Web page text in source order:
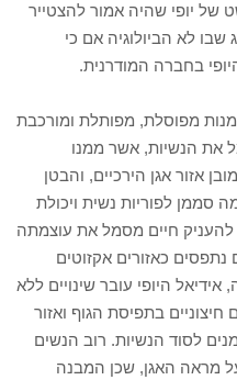
יופי שהיה אמור להצטייר
לא הביולוגיה אם כי
בחברה המודרנית.
מפוסלת, מפותלת ומורכבת
את הנשיות, אשר ממנו
אזור אגן הירכיים, והבטן
לפוריות נשית ויכולת
חיים מסמל את עוצמתה
נתפסים כאזורים אקזוטים
היופי עובר שינויים ללא
חיצוניים בתפיסת הגוף ואזור
לסוד הנשיות. רוב הנשים
על מראה האגן, שכן המבנה